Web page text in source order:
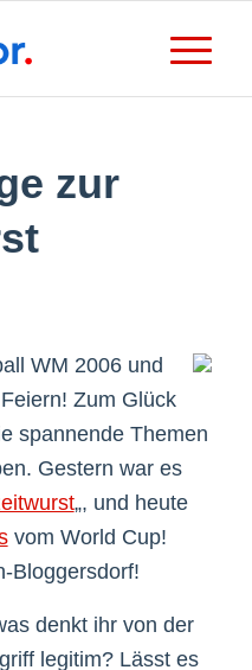
zur
WM 2006 und
Zum Glück
spannende Themen
Gestern war es
„, und heute
vom World Cup!
Bloggersdorf!
denkt ihr von der
legitim? Lässt es